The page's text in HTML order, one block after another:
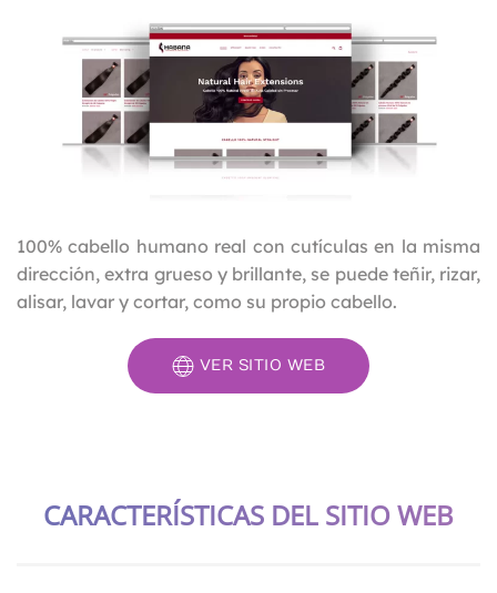
100% cabello humano real con cutículas en la misma
dirección, extra grueso y brillante, se puede teñir, rizar,
alisar, lavar y cortar, como su propio cabello.
VER SITIO WEB
CARACTERÍSTICAS DEL SITIO WEB